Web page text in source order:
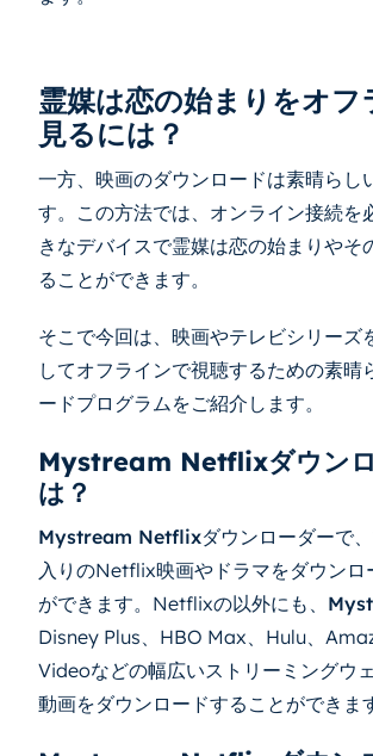
霊媒は恋の始まりをオフ
見るには？
一方、映画のダウンロードは素晴らし
す。この方法では、オンライン接続を
きなデバイスで霊媒は恋の始まりやそ
ることができます。
そこで今回は、映画やテレビシリーズ
してオフラインで視聴するための素晴
ードプログラムをご紹介します。
Mystream Netflixダウン
は？
Mystream Netflixダウンローダーで
入りのNetflix映画やドラマをダウンロ
ができます。Netflixの以外にも、
Disney Plus、HBO Max、Hulu、
Videoなどの幅広いストリーミングウ
動画をダウンロードすることができま